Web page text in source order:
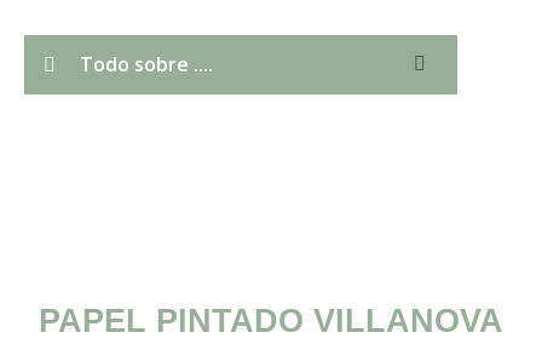
Todo sobre ....
PAPEL PINTADO VILLANOVA